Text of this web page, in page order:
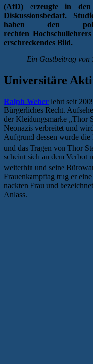
(AfD) erzeugte in den
Diskussionsbedarf.
haben den
rechten
erschreckendes Bild.
Ein Gastbeitrag von
Universitäre
Ralph Weber lehrt seit
Bürgerliches Recht.
der Kleidungsmarke „Thor
Neonazis verbreitet und
Aufgrund dessen wurde
und das Tragen von Thor
scheint sich an dem Verbot
weiterhin und seine
Frauenkampftag trug er
nackten Frau und
Anlass.